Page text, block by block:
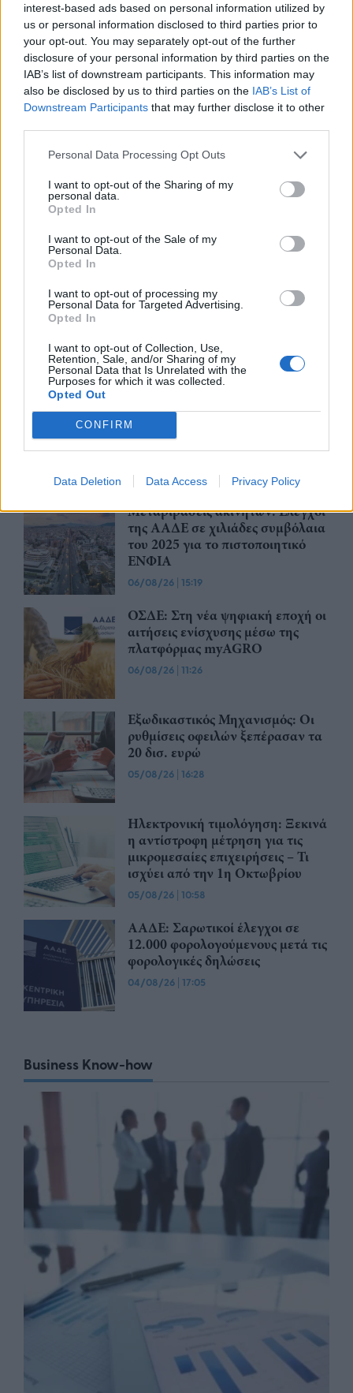
interest-based ads based on personal information utilized by
us or personal information disclosed to third parties prior to
your opt-out. You may separately opt-out of the further
disclosure of your personal information by third parties on the
IAB’s list of downstream participants. This information may
also be disclosed by us to third parties on the IAB’s List of
Downstream Participants that may further disclose it to other
Personal Data Processing Opt Outs
I want to opt-out of the Sharing of my
personal data.
Opted In
I want to opt-out of the Sale of my
Personal Data.
Opted In
I want to opt-out of processing my
Personal Data for Targeted Advertising.
Opted In
I want to opt-out of Collection, Use,
Retention, Sale, and/or Sharing of my
Personal Data that Is Unrelated with the
Purposes for which it was collected.
Opted Out
CONFIRM
Data Deletion Data Access Privacy Policy
Advertorial
Περισσότερα από το
Εθνική σύνταξη 2026: Στα 446,87
αλλαγές ανάλογα με τα έτη
ασφάλισης
ΑΑΔΕ–myAGRO: Πάνω από
αλλαγές της νέας πλατφόρμας
07/08/26|14:00
ΑΑΔΕ: Αιτήσεις για ενίσχυση de
minimis αναφορικά με δυσμενείς
καιρικές συνθήκες, παγετό και
λειψυδρία
07/08/26|11:06
Μεταβιβάσεις ακινήτων: Έλεγχοι
της ΑΑΔΕ σε χιλιάδες συμβόλαια
του 2025 για το πιστοποιητικό
ΕΝΦΙΑ
06/08/26 | 15:19
ΟΣΔΕ: Στη νέα ψηφιακή εποχή οι
αιτήσεις ενίσχυσης μέσω της
πλατφόρμας myAGRO
06/08/26 | 11:26
Εξωδικαστικός Μηχανισμός: Οι
ρυθμίσεις οφειλών ξεπέρασαν τα
20 δισ. ευρώ
05/08/26 | 16:28
Ηλεκτρονική τιμολόγηση: Ξεκινά
η αντίστροφη μέτρηση για τις
μικρομεσαίες επιχειρήσεις – Τι
ισχύει από την 1η Οκτωβρίου
05/08/26 | 10:58
ΑΑΔΕ: Σαρωτικοί έλεγχοι σε
12.000 φορολογούμενους μετά τις
φορολογικές δηλώσεις
04/08/26 | 17:05
Business Know-how